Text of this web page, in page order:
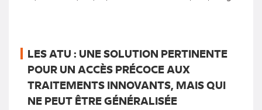
LES ATU : UNE SOLUTION PERTINENTE
POUR UN ACCÈS PRÉCOCE AUX
TRAITEMENTS INNOVANTS, MAIS QUI
NE PEUT ÊTRE GÉNÉRALISÉE